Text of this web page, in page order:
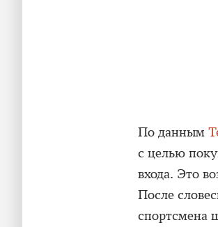
По данным
с целью
входа. Это
После
спортсмена